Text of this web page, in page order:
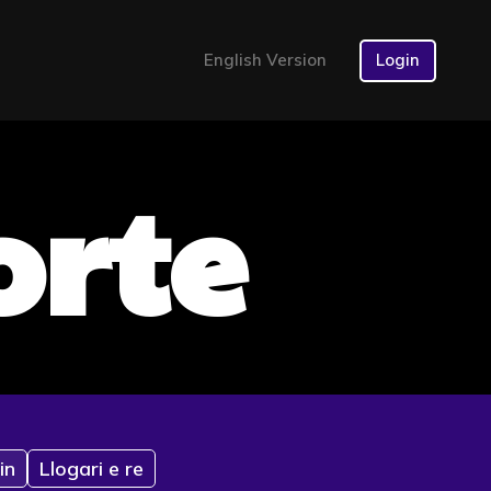
English Version Login
Llogari e re